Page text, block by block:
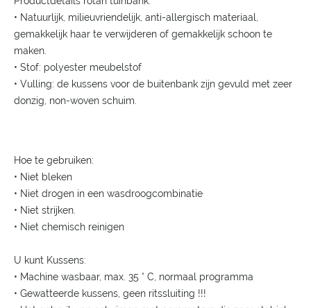
• Natuurlijk, milieuvriendelijk, anti-allergisch materiaal,
gemakkelijk haar te verwijderen of gemakkelijk schoon te
maken.
• Stof: polyester meubelstof
• Vulling: de kussens voor de buitenbank zijn gevuld met zeer
donzig, non-woven schuim.
Hoe te gebruiken:
• Niet bleken
• Niet drogen in een wasdroogcombinatie
• Niet strijken.
• Niet chemisch reinigen
U kunt Kussens:
• Machine wasbaar, max. 35 ° C, normaal programma
• Gewatteerde kussens, geen ritssluiting !!!